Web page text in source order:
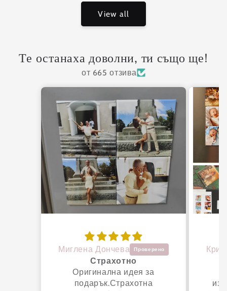
View all
Те останаха доволни, ти също ще!
от 665 отзива
Миглена Дончева
Страхотно
Оригинална идея за
подарък.Страхотна